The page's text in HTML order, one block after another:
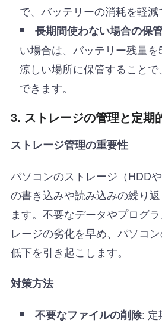
で、バッテリーの消耗を軽減
長期間使わない場合の保
い場合は、バッテリー残量
涼しい場所に保管すること
できます。
3. ストレージの管理と定期
ストレージ管理の重要性
パソコンのストレージ（HDD
の書き込みや読み込みの繰り
ます。不要なデータやプログ
レージの劣化を早め、パソコ
低下を引き起こします。
対策方法
不要なファイルの削除: 定